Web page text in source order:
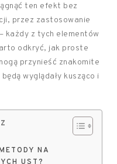
ten efekt bez
przez zastosowanie
każdy z tych elementów
odkryć, jak proste
przynieść znakomite
wyglądały kusząco i
NA